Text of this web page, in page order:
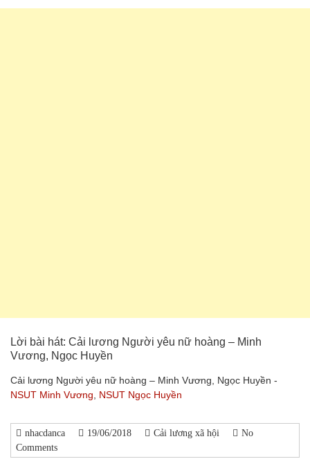
Lời bài hát: Cải lương Người yêu nữ hoàng – Minh
Vương, Ngọc Huyền
Cải lương Người yêu nữ hoàng – Minh Vương, Ngọc Huyền -
NSUT Minh Vương
NSUT Ngọc Huyền
nhacdanca 19/06/2018 Cải lương xã hội
No
Comments